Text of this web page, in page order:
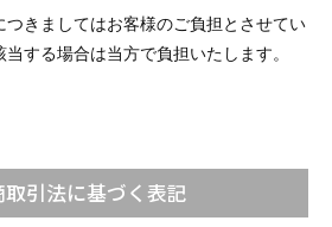
つきましてはお客様のご負担とさせてい
する場合は当方で負担いたします。
引法に基づく表記